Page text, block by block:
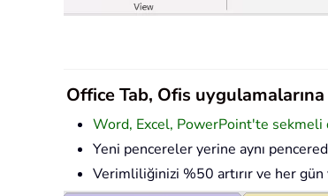
Office Tab, Ofis
Word, Excel, PowerPoint'te
Yeni pencereler yerine aynı
Verimliliğinizi %50 artırır ve her gün